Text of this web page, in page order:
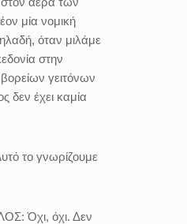
μία νομική
όταν μιλάμε
στην
γειτόνων
δεν έχει καμία
το γνωρίζουμε
Όχι, όχι. Δεν